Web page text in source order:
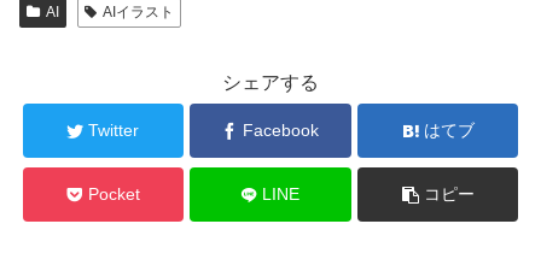
AI AIイラスト
シェアする
Twitter Facebook はてブ
Pocket LINE コピー